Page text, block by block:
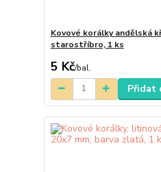
Kovové korálky andělská
starostříbro, 1 ks
5 Kč/bal.
Přidat